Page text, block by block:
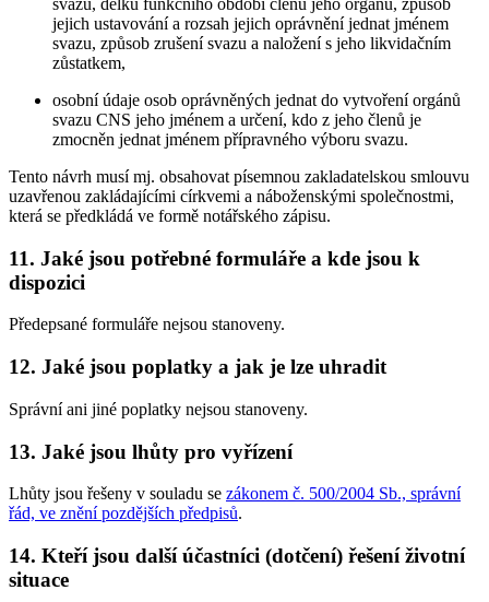
svazu, délku funkčního období členů jeho orgánů, způsob
jejich ustavování a rozsah jejich oprávnění jednat jménem
svazu, způsob zrušení svazu a naložení s jeho likvidačním
zůstatkem,
osobní údaje osob oprávněných jednat do vytvoření orgánů
svazu CNS jeho jménem a určení, kdo z jeho členů je
zmocněn jednat jménem přípravného výboru svazu.
Tento návrh musí mj. obsahovat písemnou zakladatelskou smlouvu
uzavřenou zakládajícími církvemi a náboženskými společnostmi,
která se předkládá ve formě notářského zápisu.
11. Jaké jsou potřebné formuláře a kde jsou k
dispozici
Předepsané formuláře nejsou stanoveny.
12. Jaké jsou poplatky a jak je lze uhradit
Správní ani jiné poplatky nejsou stanoveny.
13. Jaké jsou lhůty pro vyřízení
Lhůty jsou řešeny v souladu se zákonem č. 500/2004 Sb., správní
řád, ve znění pozdějších předpisů.
14. Kteří jsou další účastníci (dotčení) řešení životní
situace